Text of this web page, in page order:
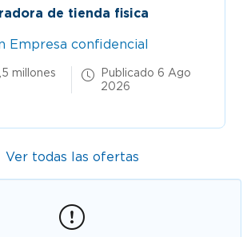
de tienda fisica
Empresa confidencial
millones
Publicado 6 Ago
2026
Ver todas las ofertas